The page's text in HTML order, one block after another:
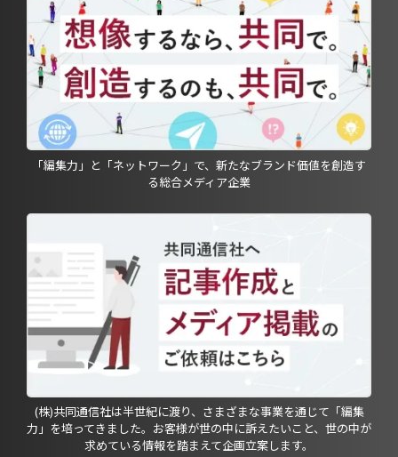
「編集力」と「ネットワーク」で、新たなブランド価値を創造す
る総合メディア企業
(株)共同通信社は半世紀に渡り、さまざまな事業を通じて「編集
力」を培ってきました。お客様が世の中に訴えたいこと、世の中が
求めている情報を踏まえて企画立案します。